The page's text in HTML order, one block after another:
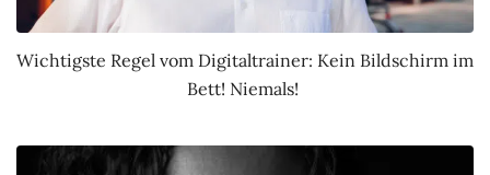
Wichtigste Regel vom Digitaltrainer: Kein Bildschirm im
Bett! Niemals!